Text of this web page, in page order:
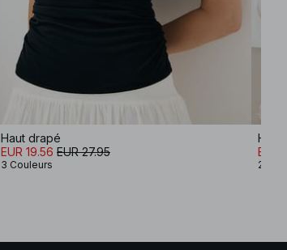
Haut drapé
EUR 19.56 EUR 27.95
3 Couleurs
Haut
EUR
2